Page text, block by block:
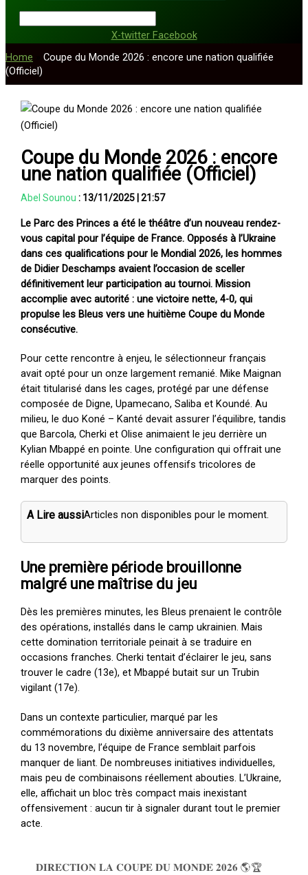
X-twitter Facebook
Home
Coupe du Monde 2026 : encore une nation qualifiée
(Officiel)
Coupe du Monde 2026 : encore
une nation qualifiée (Officiel)
Abel Sounou : 13/11/2025|21:57
Le Parc des Princes a été le théâtre d’un nouveau rendez-
vous capital pour l’équipe de France. Opposés à l’Ukraine
dans ces qualifications pour le Mondial 2026, les hommes
de Didier Deschamps avaient l’occasion de sceller
définitivement leur participation au tournoi. Mission
accomplie avec autorité : une victoire nette, 4-0, qui
propulse les Bleus vers une huitième Coupe du Monde
consécutive.
Pour cette rencontre à enjeu, le sélectionneur français
avait opté pour un onze largement remanié. Mike Maignan
était titularisé dans les cages, protégé par une défense
composée de Digne, Upamecano, Saliba et Koundé. Au
milieu, le duo Koné – Kanté devait assurer l’équilibre, tandis
que Barcola, Cherki et Olise animaient le jeu derrière un
Kylian Mbappé en pointe. Une configuration qui offrait une
réelle opportunité aux jeunes offensifs tricolores de
marquer des points.
A Lire aussiArticles non disponibles pour le moment.
Une première période brouillonne
malgré une maîtrise du jeu
Dès les premières minutes, les Bleus prenaient le contrôle
des opérations, installés dans le camp ukrainien. Mais
cette domination territoriale peinait à se traduire en
occasions franches. Cherki tentait d’éclairer le jeu, sans
trouver le cadre (13e), et Mbappé butait sur un Trubin
vigilant (17e).
Dans un contexte particulier, marqué par les
commémorations du dixième anniversaire des attentats
du 13 novembre, l’équipe de France semblait parfois
manquer de liant. De nombreuses initiatives individuelles,
mais peu de combinaisons réellement abouties. L’Ukraine,
elle, affichait un bloc très compact mais inexistant
offensivement : aucun tir à signaler durant tout le premier
acte.
𝐃𝐈𝐑𝐄𝐂𝐓𝐈𝐎𝐍 𝐋𝐀 𝐂𝐎𝐔𝐏𝐄 𝐃𝐔 𝐌𝐎𝐍𝐃𝐄 𝟐𝟎𝟐𝟔 🌎🏆